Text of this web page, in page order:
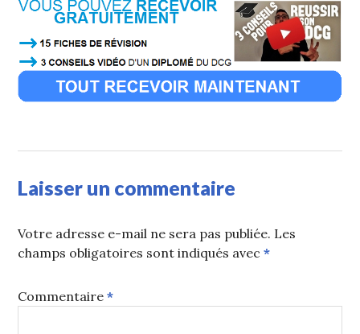
Laisser un commentaire
Votre adresse e-mail ne sera pas publiée. Les
champs obligatoires sont indiqués avec*
Commentaire*